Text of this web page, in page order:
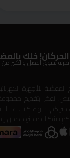
الحركان! خلك
تجربة تسوق أفضل والكثير
للأجهزة
نفخر بتقديم
منزلكم. سواء كانت غسالات
بتشكيلة متميّزة تضمن